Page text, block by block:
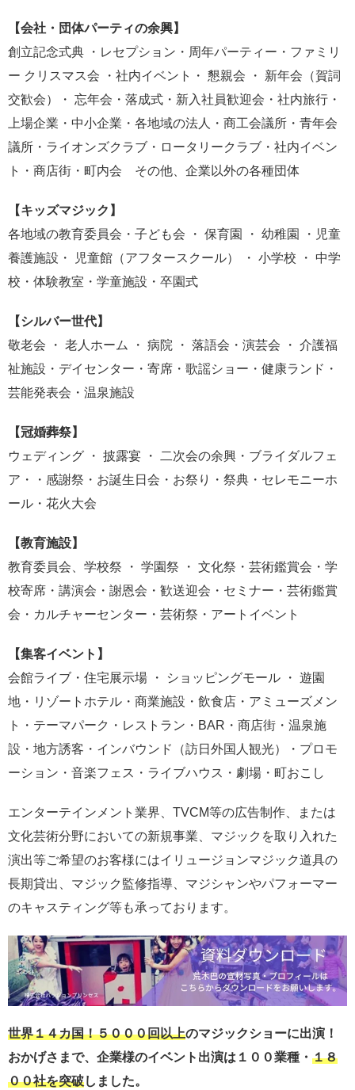
【会社・団体パーティの余興】
創立記念式典 ・レセプション・周年パーティー・ファミリ
ー クリスマス会 ・社内イベント・ 懇親会 ・ 新年会（賀詞
交歓会）・ 忘年会・落成式・新入社員歓迎会・社内旅行・
上場企業・中小企業・各地域の法人・商工会議所・青年会
議所・ライオンズクラブ・ロータリークラブ・社内イベン
ト・商店街・町内会 その他、企業以外の各種団体
【キッズマジック】
各地域の教育委員会・子ども会 ・ 保育園 ・ 幼稚園 ・児童
養護施設・ 児童館（アフタースクール） ・ 小学校 ・ 中学
校・体験教室・学童施設・卒園式
【シルバー世代】
敬老会 ・ 老人ホーム ・ 病院 ・ 落語会・演芸会 ・ 介護福
祉施設・デイセンター・寄席・歌謡ショー・健康ランド・
芸能発表会・温泉施設
【冠婚葬祭】
ウェディング ・ 披露宴 ・ 二次会の余興・ブライダルフェ
ア・・感謝祭・お誕生日会・お祭り・祭典・セレモニーホ
ール・花火大会
【教育施設】
教育委員会、学校祭 ・ 学園祭 ・ 文化祭・芸術鑑賞会・学
校寄席・講演会・謝恩会・歓送迎会・セミナー・芸術鑑賞
会・カルチャーセンター・芸術祭・アートイベント
【集客イベント】
会館ライブ・住宅展示場 ・ ショッピングモール ・ 遊園
地・リゾートホテル・商業施設・飲食店・アミューズメン
ト・テーマパーク・レストラン・BAR・商店街・温泉施
設・地方誘客・インバウンド（訪日外国人観光）・プロモ
ーション・音楽フェス・ライブハウス・劇場・町おこし
エンターテインメント業界、TVCM等の広告制作、または
文化芸術分野においての新規事業、マジックを取り入れた
演出等ご希望のお客様にはイリュージョンマジック道具の
長期貸出、マジック監修指導、マジシャンやパフォーマー
のキャスティング等も承っております。
世界１４カ国！５０００回以上のマジックショーに出演！
おかげさまで、企業様のイベント出演は１００業種・ １８
００社を突破しました。